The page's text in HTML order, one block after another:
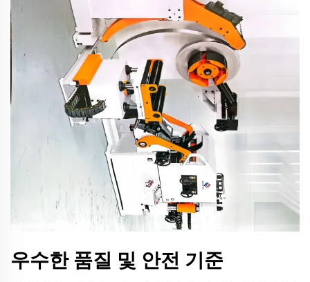
우수한 품질 및 안전 기준